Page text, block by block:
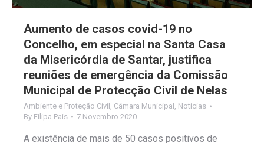
Aumento de casos covid-19 no
Concelho, em especial na Santa Casa
da Misericórdia de Santar, justifica
reuniões de emergência da Comissão
Municipal de Protecção Civil de Nelas
Ambiente e Proteção Civil , Câmara Municipal , Notícias
By Filipa Pais 7 Novembro 2020
A existência de mais de 50 casos positivos de